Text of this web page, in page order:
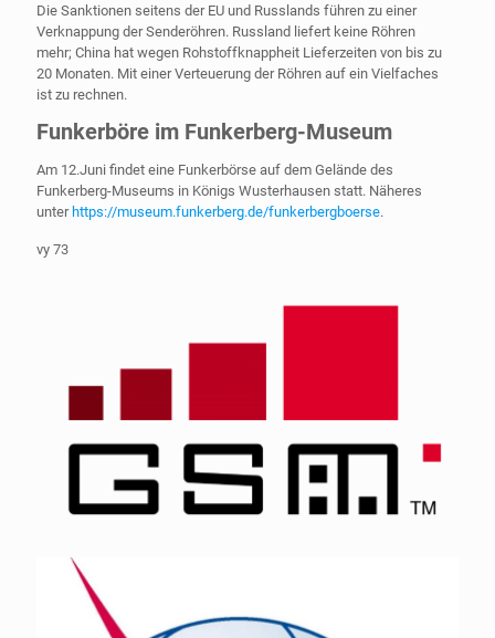
Die Sanktionen seitens der EU und Russlands führen zu einer
Verknappung der Senderöhren. Russland liefert keine Röhren
mehr; China hat wegen Rohstoffknappheit Lieferzeiten von bis zu
20 Monaten. Mit einer Verteuerung der Röhren auf ein Vielfaches
ist zu rechnen.
Funkerböre im Funkerberg-Museum
Am 12.Juni findet eine Funkerbörse auf dem Gelände des
Funkerberg-Museums in Königs Wusterhausen statt. Näheres
unterhttps://museum.funkerberg.de/funkerbergboerse.
vy 73